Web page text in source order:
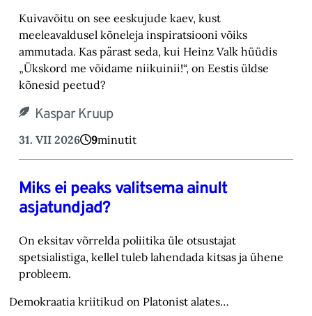
Kuivavõitu on see eeskujude kaev, kust
meeleavaldusel kõneleja inspiratsiooni võiks
ammutada. Kas pärast seda, kui Heinz Valk hüüdis
„Ükskord me võidame niikuinii!“, on Eestis üldse
kõnesid peetud?
Kaspar Kruup
31. VII 2026 9minutit
Miks ei peaks valitsema ainult
asjatundjad?
On eksitav võrrelda poliitika üle otsustajat
spetsialistiga, kellel tuleb lahendada kitsas ja ühene
probleem.
Demokraatia kriitikud on Platonist alates…